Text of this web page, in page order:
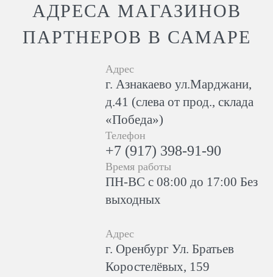
АДРЕСА МАГАЗИНОВ
ПАРТНЕРОВ В САМАРЕ
Адрес
г. Азнакаево ул.Марджани,
д.41 (слева от прод., склада
«Победа»)
Телефон
+7 (917) 398-91-90
Время работы
ПН-ВС с 08:00 до 17:00 Без
выходных
Адрес
г. Оренбург Ул. Братьев
Коростелёвых, 159